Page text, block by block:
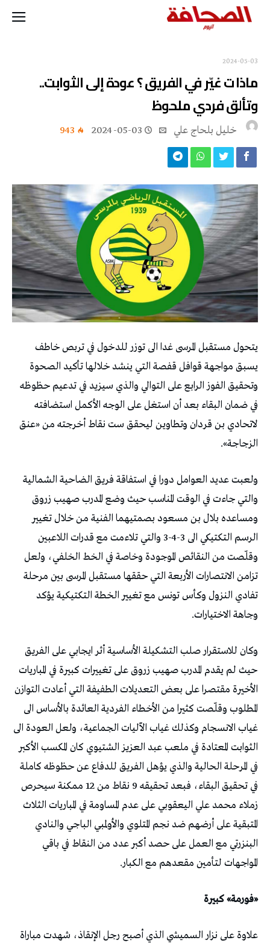
2024-05-03
ماذا ت غيّر في الفريق ؟ عودة إلى الثوابت..
وتألق فردي ملحوظ
خليل‭ ‬بلحاج‭ ‬علي 2024-05-03
943
يتحول مستقبل المرسى غدا الى توزر للدخول في تربص خاطف
يسبق مواجهة قوافل قفصة التي ينشد خلالها تأكيد الصحوة
وتحقيق الفوز الرابع على التوالي والذي سيزيد في تدعيم حظوظه
في ضمان البقاء بعد أن استغل على الوجه الأكمل استضافته
لاتحادي بن قردان وتطاوين ليحقق ست نقاط أخرجته من «عنق
الزجاجة».
ولعبت عديد العوامل دورا في استفاقة فريق الضاحية الشمالية
والتي جاءت في الوقت المناسب حيث وضع المدرب صهيب زروق
ومساعده بلال بن مسعود بصمتيهما الفنية من خلال تغيير
الرسم التكتيكي الى 3-4-3 والتي تلاءمت مع قدرات اللاعبين
وقلّصت من النقائص الموجودة وخاصة في الخط الخلفي، ولعل
تزامن الانتصارات الأربعة التي حققها مستقبل المرسى بين مرحلة
تفادي النزول وكأس تونس مع تغيير الخطة التكتيكية يؤكد
وجاهة الاختيارات.
وكان للاستقرار صلب التشكيلة الأساسية أثر ايجابي على الفريق
حيث لم يقدم المدرب صهيب زروق على تغييرات كبيرة في المباريات
الأخيرة مقتصرا على بعض التعديلات الطفيفة التي أعادت التوازن
المطلوب وقلّصت كثيرا من الأخطاء الفردية العائدة بالأساس الى
غياب الانسجام وكذلك غياب الآليات الجماعية، ولعل العودة الى
الثوابت المعتادة في ملعب عبد العزيز الشتيوي كان المكسب الأكبر
في المرحلة الحالية والذي يؤهل الفريق للدفاع عن حظوظه كاملة
في تحقيق البقاء، فبعد تحقيقه 9 نقاط من 12 ممكنة سيحرص
زملاء محمد علي اليعقوبي على عدم المساومة في المباريات الثلاث
المتبقية على أرضهم ضد نجم المتلوي والأولمبي الباجي والنادي
البنزرتي مع العمل على حصد أكبر عدد من النقاط في باقي
المواجهات لتأمين مقعدهم مع الكبار.
«فورمة» كبيرة
علاوة على نزار السميشي الذي أصبح رجل الإنقاذ، شهدت مباراة